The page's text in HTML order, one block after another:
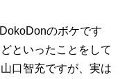
のボケです
といったことをして
口智充ですが、実は